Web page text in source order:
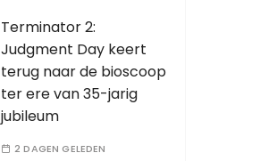
Terminator 2:
Judgment Day keert
terug naar de bioscoop
ter ere van 35-jarig
jubileum
2 DAGEN GELEDEN